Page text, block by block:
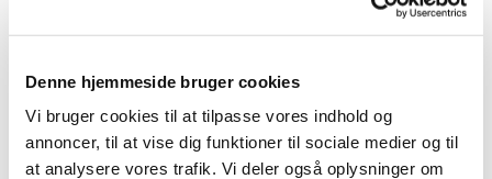
Denne hjemmeside bruger cookies
Vi bruger cookies til at tilpasse vores indhold og
annoncer, til at vise dig funktioner til sociale medier og til
at analysere vores trafik. Vi deler også oplysninger om